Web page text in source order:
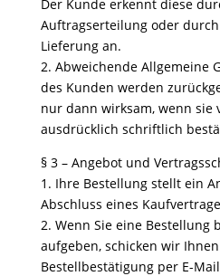
Der Kunde erkennt diese
Auftragserteilung oder
Lieferung an.
2. Abweichende Allgemeine
des Kunden werden
nur dann wirksam, wenn sie
ausdrücklich schriftlich
§ 3 – Angebot und
1. Ihre Bestellung stellt ein
Abschluss eines
2. Wenn Sie eine Bestellung
aufgeben, schicken wir
Bestellbestätigung per E-